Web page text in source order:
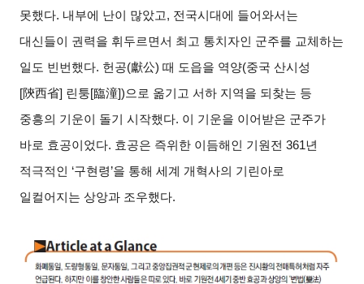
못했다. 내부에 난이 많았고, 전국시대에 들어와서는
대신들이 권력을 휘두르면서 최고 통치자인 군주를 교체하는
일도 빈번했다. 헌공(獻公) 때 도읍을 역양(중국 산시성
[陝西省] 린퉁[臨潼])으로 옮기고 서하 지역을 되찾는 등
중흥의 기운이 돌기 시작했다. 이 기운을 이어받은 군주가
바로 효공이었다. 효공은 즉위한 이듬해인 기원전 361년
적극적인 ‘구현령’을 통해 세계 개혁사의 기린아로
일컬어지는 상앙과 조우했다.